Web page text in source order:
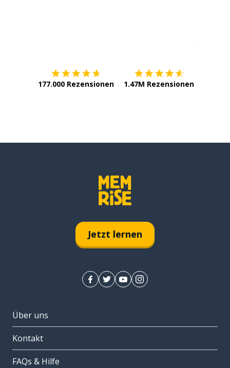
177.000 Rezensionen 1.47M Rezensionen
Jetzt lernen
Über uns
Kontakt
FAQs & Hilfe